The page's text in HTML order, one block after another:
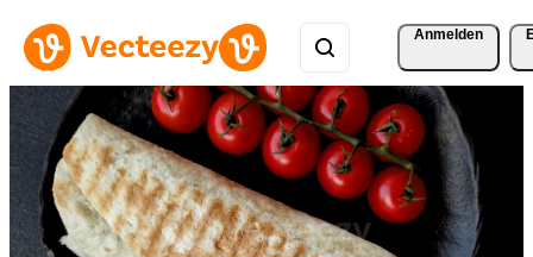
Anmelden